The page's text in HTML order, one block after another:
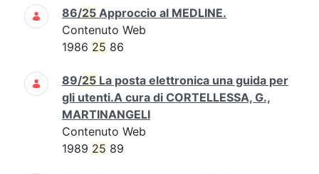
86/25 Approccio al MEDLINE.
Contenuto Web
1986 25 86
89/25 La posta elettronica una guida per
gli utenti.A cura di CORTELLESSA, G.,
MARTINANGELI
Contenuto Web
1989 25 89